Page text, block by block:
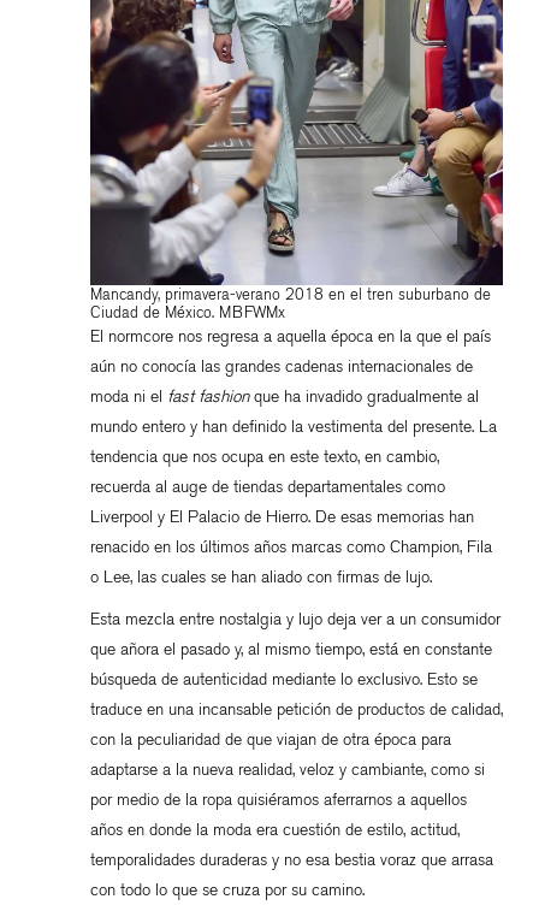
Mancandy, primavera-verano 2018 en el tren suburbano de
Ciudad de México. MBFWMx
El normcore nos regresa a aquella época en la que el país
aún no conocía las grandes cadenas internacionales de
moda ni el fast fashionque ha invadido gradualmente al
mundo entero y han definido la vestimenta del presente. La
tendencia que nos ocupa en este texto, en cambio,
recuerda al auge de tiendas departamentales como
Liverpool y El Palacio de Hierro. De esas memorias han
renacido en los últimos años marcas como Champion, Fila
o Lee, las cuales se han aliado con firmas de lujo.
Esta mezcla entre nostalgia y lujo deja ver a un consumidor
que añora el pasado y, al mismo tiempo, está en constante
búsqueda de autenticidad mediante lo exclusivo. Esto se
traduce en una incansable petición de productos de calidad,
con la peculiaridad de que viajan de otra época para
adaptarse a la nueva realidad, veloz y cambiante, como si
por medio de la ropa quisiéramos aferrarnos a aquellos
años en donde la moda era cuestión de estilo, actitud,
temporalidades duraderas y no esa bestia voraz que arrasa
con todo lo que se cruza por su camino.